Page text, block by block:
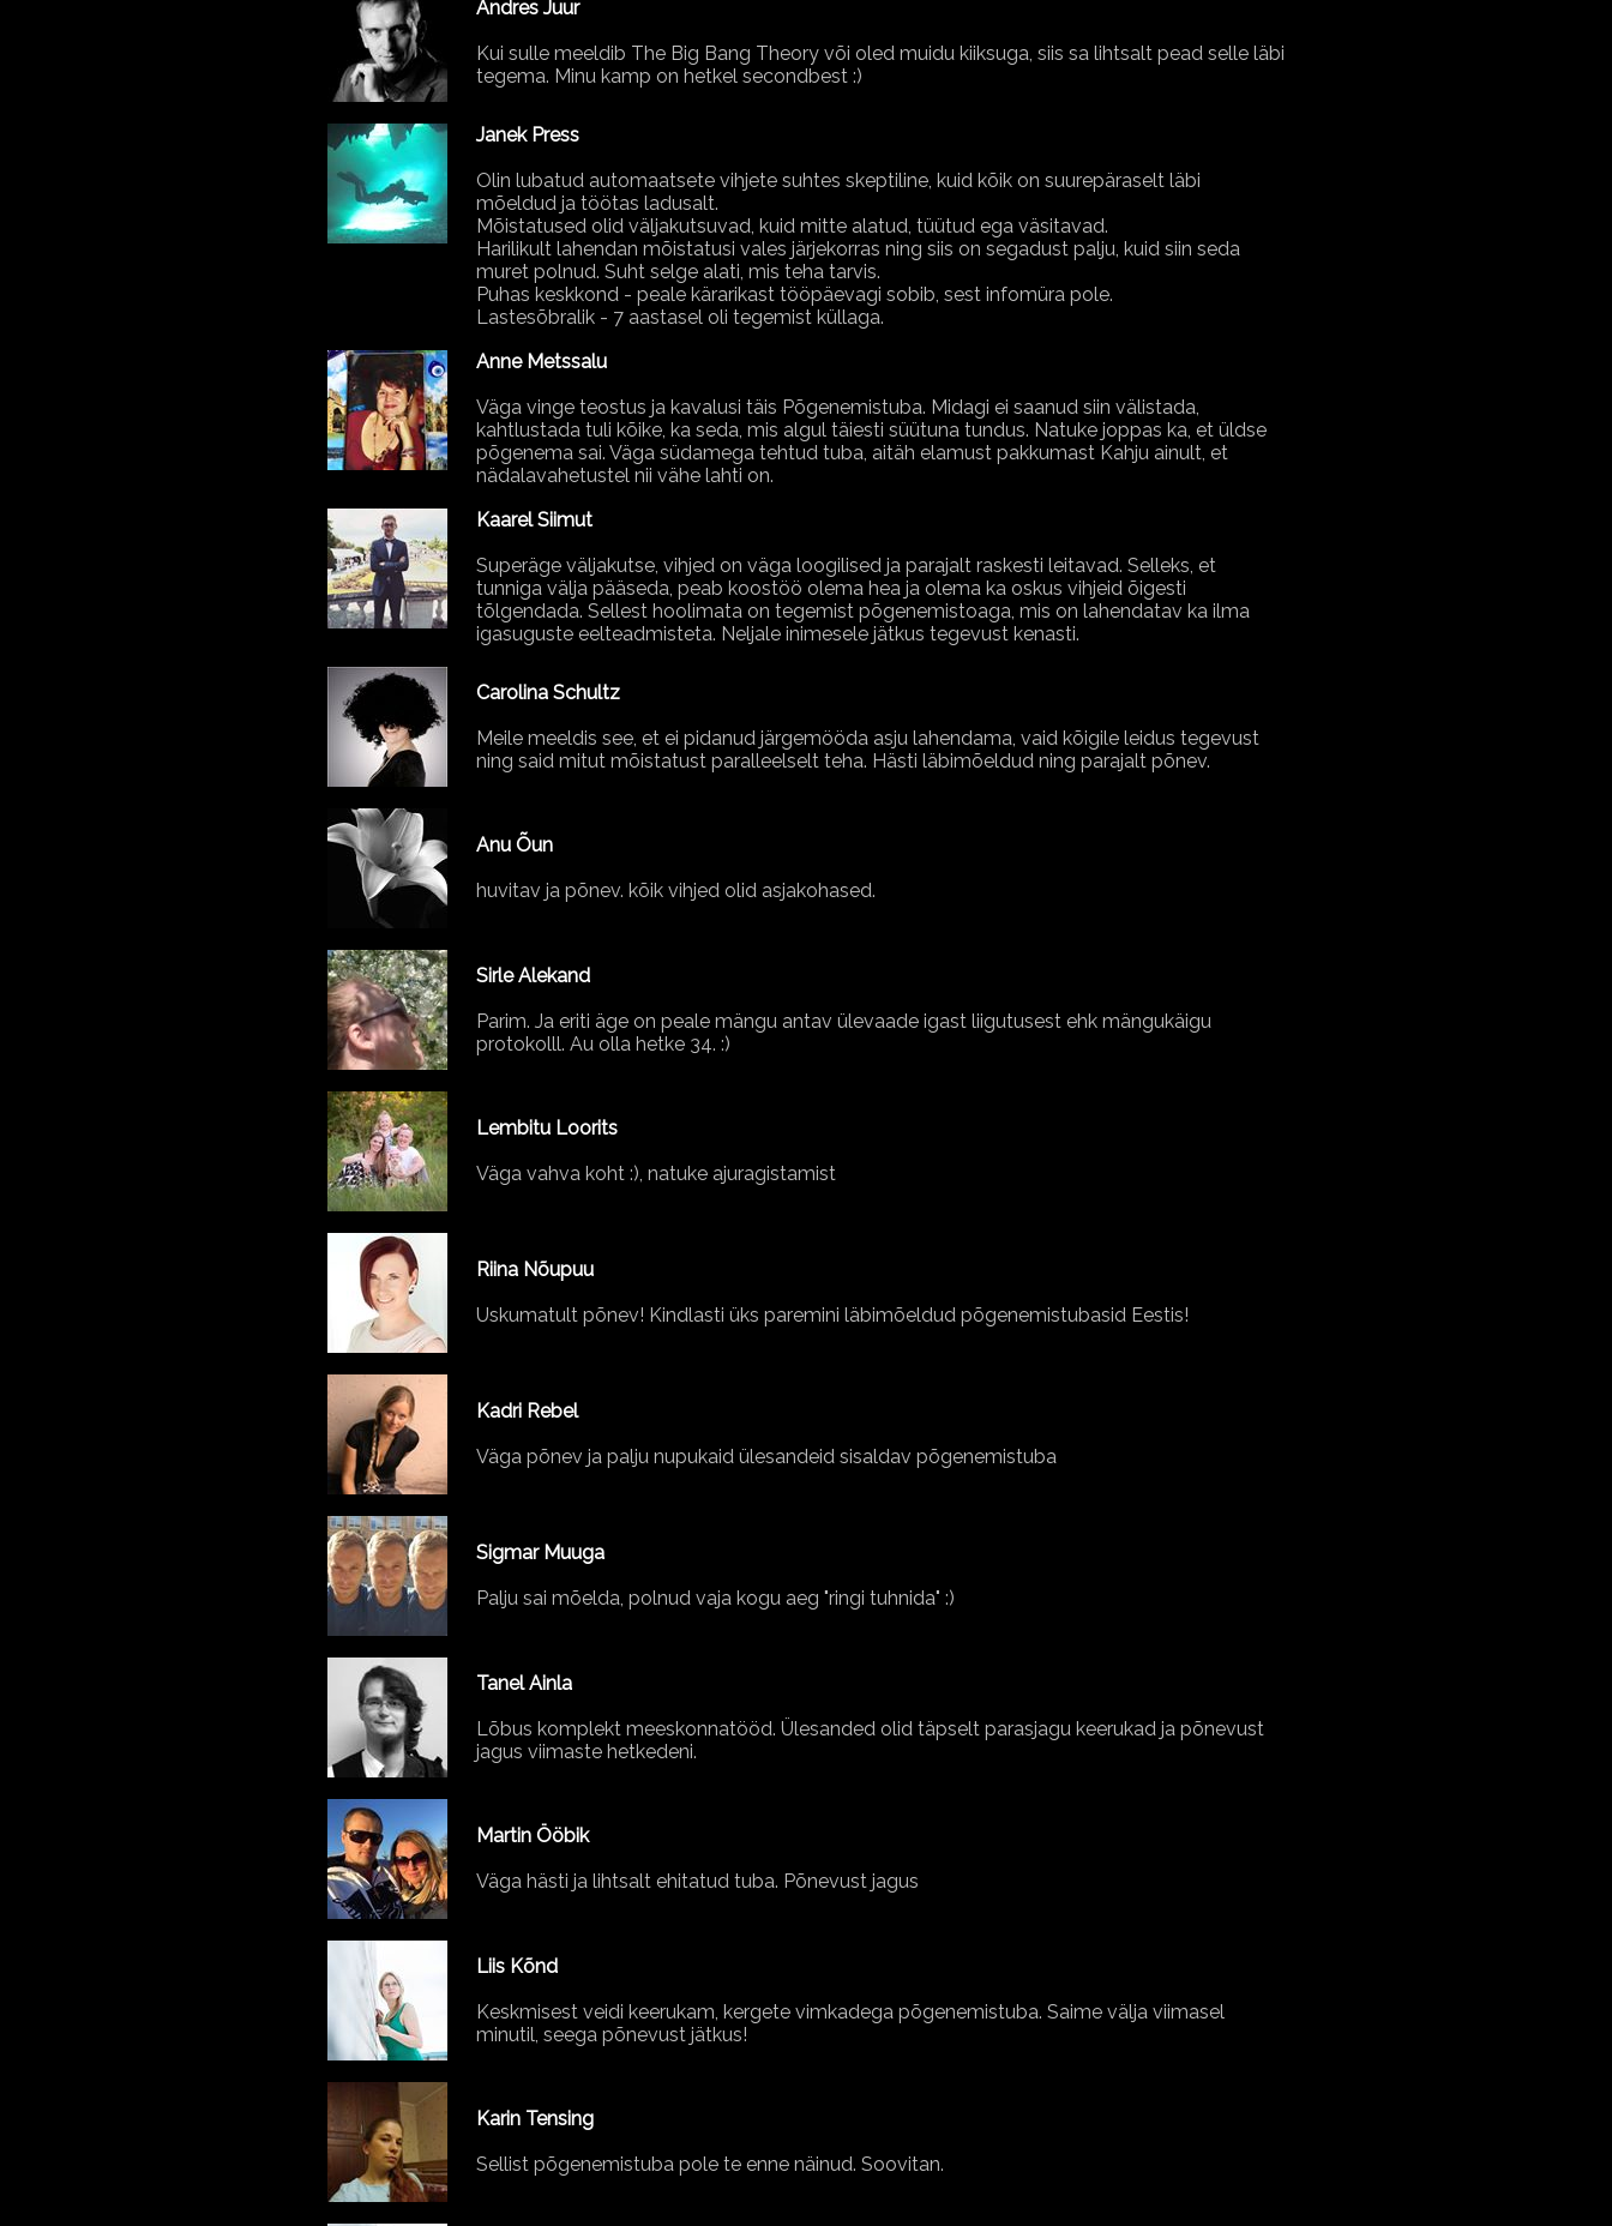
Andres Juur
Kui sulle meeldib The Big Bang Theory või oled muidu kiiksuga, siis sa lihtsalt pead selle läbi
tegema. Minu kamp on hetkel secondbest :)
Janek Press
Olin lubatud automaatsete vihjete suhtes skeptiline, kuid kõik on suurepäraselt läbi
mõeldud ja töötas ladusalt.
Mõistatused olid väljakutsuvad, kuid mitte alatud, tüütud ega väsitavad.
Harilikult lahendan mõistatusi vales järjekorras ning siis on segadust palju, kuid siin seda
muret polnud. Suht selge alati, mis teha tarvis.
Puhas keskkond - peale kärarikast tööpäevagi sobib, sest infomüra pole.
Lastesõbralik - 7 aastasel oli tegemist küllaga.
Anne Metssalu
Väga vinge teostus ja kavalusi täis Põgenemistuba. Midagi ei saanud siin välistada,
kahtlustada tuli kõike, ka seda, mis algul täiesti süütuna tundus. Natuke joppas ka, et üldse
põgenema sai. Väga südamega tehtud tuba, aitäh elamust pakkumast Kahju ainult, et
nädalavahetustel nii vähe lahti on.
Kaarel Siimut
Superäge väljakutse, vihjed on väga loogilised ja parajalt raskesti leitavad. Selleks, et
tunniga välja pääseda, peab koostöö olema hea ja olema ka oskus vihjeid õigesti
tõlgendada. Sellest hoolimata on tegemist põgenemistoaga, mis on lahendatav ka ilma
igasuguste eelteadmisteta. Neljale inimesele jätkus tegevust kenasti.
Carolina Schultz
Meile meeldis see, et ei pidanud järgemööda asju lahendama, vaid kõigile leidus tegevust
ning said mitut mõistatust paralleelselt teha. Hästi läbimõeldud ning parajalt põnev.
Anu Õun
huvitav ja põnev. kõik vihjed olid asjakohased.
Sirle Alekand
Parim. Ja eriti äge on peale mängu antav ülevaade igast liigutusest ehk mängukäigu
protokolll. Au olla hetke 34. :)
Lembitu Loorits
Väga vahva koht :), natuke ajuragistamist
Riina Nõupuu
Uskumatult põnev! Kindlasti üks paremini läbimõeldud põgenemistubasid Eestis!
Kadri Rebel
Väga põnev ja palju nupukaid ülesandeid sisaldav põgenemistuba
Sigmar Muuga
Palju sai mõelda, polnud vaja kogu aeg "ringi tuhnida" :)
Tanel Ainla
Lõbus komplekt meeskonnatööd. Ülesanded olid täpselt parasjagu keerukad ja põnevust
jagus viimaste hetkedeni.
Martin Ööbik
Väga hästi ja lihtsalt ehitatud tuba. Põnevust jagus
Liis Kõnd
Keskmisest veidi keerukam, kergete vimkadega põgenemistuba. Saime välja viimasel
minutil, seega põnevust jätkus!
Karin Tensing
Sellist põgenemistuba pole te enne näinud. Soovitan.